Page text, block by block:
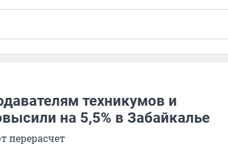
техникумов и
на 5,5% в Забайкалье
перерасчет